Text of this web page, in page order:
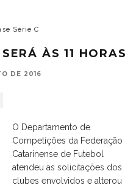
Série C
ÀS 11 HORAS
DE 2016
O Departamento de
Competições da Federação
Catarinense de Futebol
atendeu as solicitações dos
clubes envolvidos e alterou